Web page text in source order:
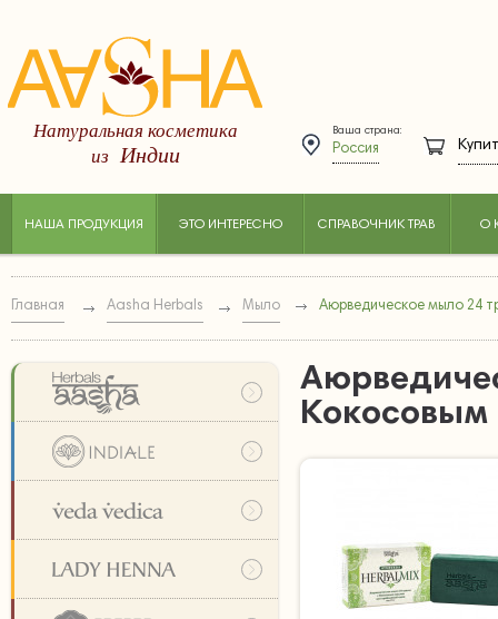
Натуральная косметика
из Индии
Ваша страна:
Россия
НАША ПРОДУКЦИЯ ЭТО ИНТЕРЕСНО СПРАВОЧНИК ТРАВ О
Главная Aasha Herbals Мыло Аюрведическое мыло 24